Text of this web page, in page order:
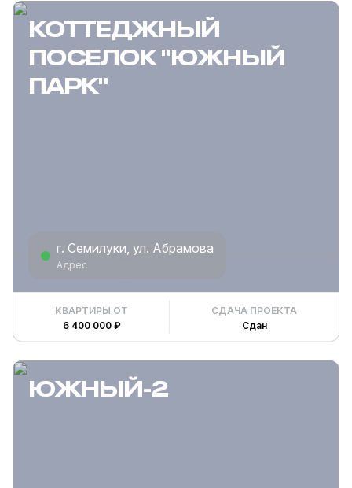
КОТТЕДЖНЫЙ
ПОСЕЛОК "ЮЖНЫЙ
ПАРК"
г. Семилуки, ул. Абрамова
Адрес
КВАРТИРЫ ОТ
6 400 000 ₽
СДАЧА ПРОЕКТА
Сдан
ЮЖНЫЙ-2